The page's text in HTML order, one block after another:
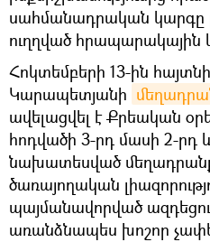
սահմանադրական կարգը
ուղղված հրապարակային
Հոկտեմբերի 13-ին
Կարապետյանի
ավելացվել է Քրեական
հոդվածի 3-րդ մասի 2-րդ
նախատեսված
ծառայողական
պայմանավորված
առանձնապես խոշոր